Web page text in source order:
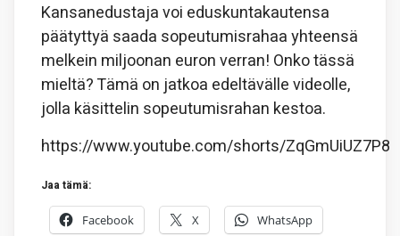
Kansanedustaja voi eduskuntakautensa
päätyttyä saada sopeutumisrahaa yhteensä
melkein miljoonan euron verran! Onko tässä
mieltä? Tämä on jatkoa edeltävälle videolle,
jolla käsittelin sopeutumisrahan kestoa.
https://www.youtube.com/shorts/ZqGmUiUZ7P8
Jaa tämä:
Facebook X WhatsApp